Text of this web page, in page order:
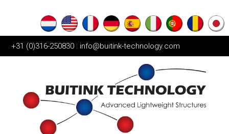
+31 (0)316-250830 | info@buitink-technology.com